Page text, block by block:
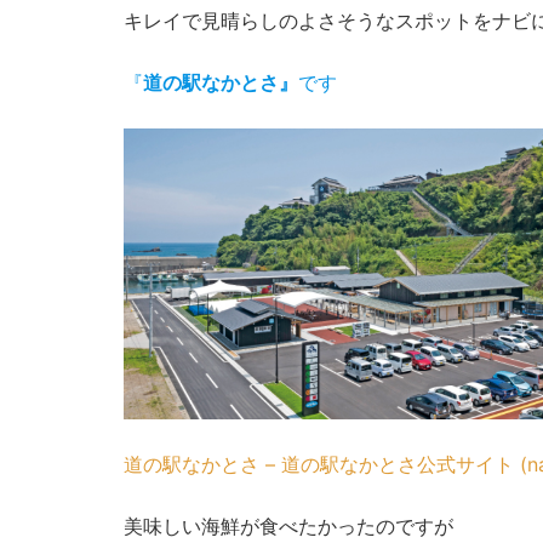
キレイで見晴らしのよさそうなスポットをナビ
『道の駅なかとさ』 です
道の駅なかとさ – 道の駅なかとさ公式サイト
美味しい海鮮が食べたかったのですが